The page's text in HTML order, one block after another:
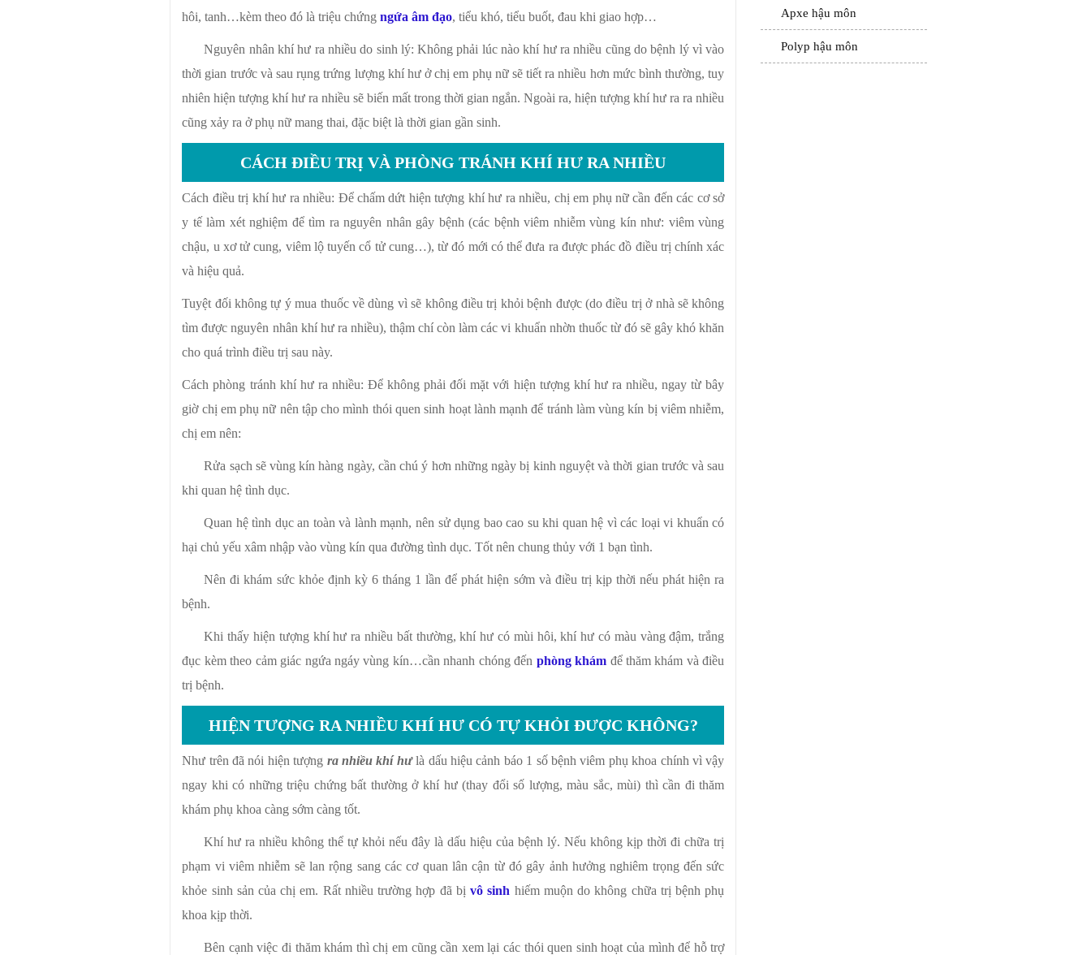
Apxe hậu môn
Polyp hậu môn
hôi, tanh…kèm theo đó là triệu chứngngứa âm đạo, tiểu khó, tiểu buốt, đau khi giao hợp…
Nguyên nhân khí hư ra nhiều do sinh lý: Không phải lúc nào khí hư ra nhiều cũng do bệnh lý vì vào
thời gian trước và sau rụng trứng lượng khí hư ở chị em phụ nữ sẽ tiết ra nhiều hơn mức bình thường, tuy
nhiên hiện tượng khí hư ra nhiều sẽ biến mất trong thời gian ngắn. Ngoài ra, hiện tượng khí hư ra ra nhiều
cũng xảy ra ở phụ nữ mang thai, đặc biệt là thời gian gần sinh.
CÁCH ĐIỀU TRỊ VÀ PHÒNG TRÁNH KHÍ HƯ RA NHIỀU
Cách điều trị khí hư ra nhiều: Để chấm dứt hiện tượng khí hư ra nhiều, chị em phụ nữ cần đến các cơ sở
y tế làm xét nghiệm để tìm ra nguyên nhân gây bệnh (các bệnh viêm nhiễm vùng kín như: viêm vùng
chậu, u xơ tử cung, viêm lộ tuyến cổ tử cung…), từ đó mới có thể đưa ra được phác đồ điều trị chính xác
và hiệu quả.
Tuyệt đối không tự ý mua thuốc về dùng vì sẽ không điều trị khỏi bệnh được (do điều trị ở nhà sẽ không
tìm được nguyên nhân khí hư ra nhiều), thậm chí còn làm các vi khuẩn nhờn thuốc từ đó sẽ gây khó khăn
cho quá trình điều trị sau này.
Cách phòng tránh khí hư ra nhiều: Để không phải đối mặt với hiện tượng khí hư ra nhiều, ngay từ bây
giờ chị em phụ nữ nên tập cho mình thói quen sinh hoạt lành mạnh để tránh làm vùng kín bị viêm nhiễm,
chị em nên:
Rửa sạch sẽ vùng kín hàng ngày, cần chú ý hơn những ngày bị kinh nguyệt và thời gian trước và sau
khi quan hệ tình dục.
Quan hệ tình dục an toàn và lành mạnh, nên sử dụng bao cao su khi quan hệ vì các loại vi khuẩn có
hại chủ yếu xâm nhập vào vùng kín qua đường tình dục. Tốt nên chung thủy với 1 bạn tình.
Nên đi khám sức khỏe định kỳ 6 tháng 1 lần để phát hiện sớm và điều trị kịp thời nếu phát hiện ra
bệnh.
Khi thấy hiện tượng khí hư ra nhiều bất thường, khí hư có mùi hôi, khí hư có màu vàng đậm, trắng
đục kèm theo cảm giác ngứa ngáy vùng kín…cần nhanh chóng đến phòng khám để thăm khám và điều
trị bệnh.
HIỆN TƯỢNG RA NHIỀU KHÍ HƯ CÓ TỰ KHỎI ĐƯỢC KHÔNG?
Như trên đã nói hiện tượng ra nhiều khí hưlà dấu hiệu cảnh báo 1 số bệnh viêm phụ khoa chính vì vậy
ngay khi có những triệu chứng bất thường ở khí hư (thay đổi số lượng, màu sắc, mùi) thì cần đi thăm
khám phụ khoa càng sớm càng tốt.
Khí hư ra nhiều không thể tự khỏi nếu đây là dấu hiệu của bệnh lý. Nếu không kịp thời đi chữa trị
phạm vi viêm nhiễm sẽ lan rộng sang các cơ quan lân cận từ đó gây ảnh hưởng nghiêm trọng đến sức
khỏe sinh sản của chị em. Rất nhiều trường hợp đã bịvô sinh hiếm muộn do không chữa trị bệnh phụ
khoa kịp thời.
Bên cạnh việc đi thăm khám thì chị em cũng cần xem lại các thói quen sinh hoạt của mình để hỗ trợ